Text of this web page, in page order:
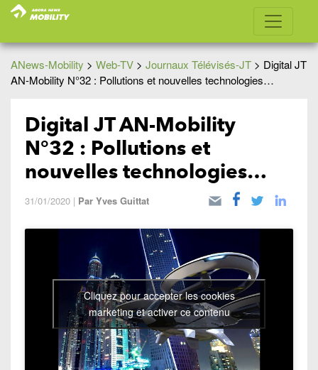
ANews-Mobility > Web-TV > Journaux Télévisés-JT > Digital JT
AN-Mobility N°32 : Pollutions et nouvelles technologies…
Digital JT AN-Mobility
N°32 : Pollutions et
nouvelles technologies…
31/01/2020 | Par Yves Guittat
Cliquez pour accepter les cookies
marketing et activer ce contenu